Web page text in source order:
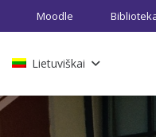
Moodle
Lietuviškai